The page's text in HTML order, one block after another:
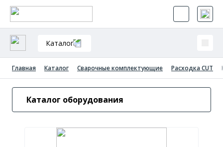
Каталог
Главная Каталог Сварочные комплектующие Расходка CUT
Каталог оборудования